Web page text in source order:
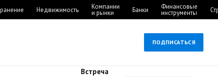
Недвижимость Компании
и рынки Банки Финансовые
инструменты
ПОДПИСАТЬСЯ
Встреча